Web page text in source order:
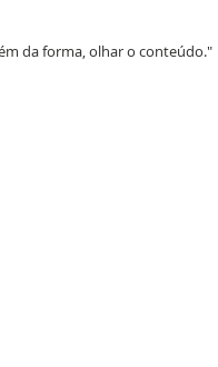
da forma, olhar o conteúdo."